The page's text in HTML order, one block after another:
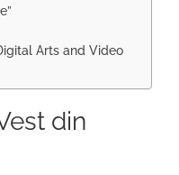
Arts and Video
din